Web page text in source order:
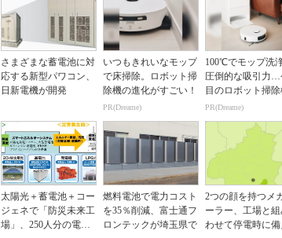
さまざまな蓄電池に対
応する新型パワコン、
日新電機が開発
いつもきれいなモップ
で床掃除。ロボット掃
除機の進化がすごい！
PR(Dreame)
100℃でモップ洗浄
圧倒的な吸引力…
目のロボット掃
PR(Dreame)
太陽光＋蓄電池＋コー
ジェネで「防災未来工
場」、250人分の電力
燃料電池で電力コスト
を35％削減、富士通フ
ロンテックが埼玉県で
2つの顔を持つメ
ーラー、工場と組
わせて停電時に備